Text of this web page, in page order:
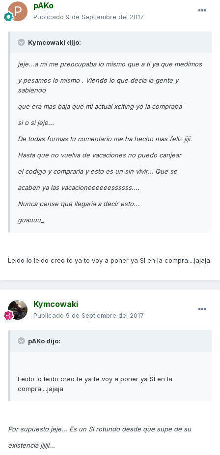
pAKo
Publicado 9 de Septiembre del 2017
Kymcowaki dijo:
jeje...a mi me preocupaba lo mismo que a ti ya que medimos
y pesamos lo mismo . Viendo lo que decia la gente y
sabiendo
que era mas baja que mi actual xciting yo la compraba
si o si jeje...
De todas formas tu comentario me ha hecho mas feliz jiji.
Hasta que no vuelva de vacaciones no puedo canjear
el codigo y comprarla y esto es un sin vivir... Que se
acaben ya las vacacioneeeeeessssss....
Nunca pense que llegaria a decir esto...
guauuu_
Leido lo leido creo te ya te voy a poner ya SI en la compra....jajaja
Kymcowaki
Publicado 9 de Septiembre del 2017
pAKo dijo:
Leido lo leido creo te ya te voy a poner ya SI en la
compra....jajaja
Por supuesto jeje... Es un SI rotundo desde que supe de su
existencia jijiji...